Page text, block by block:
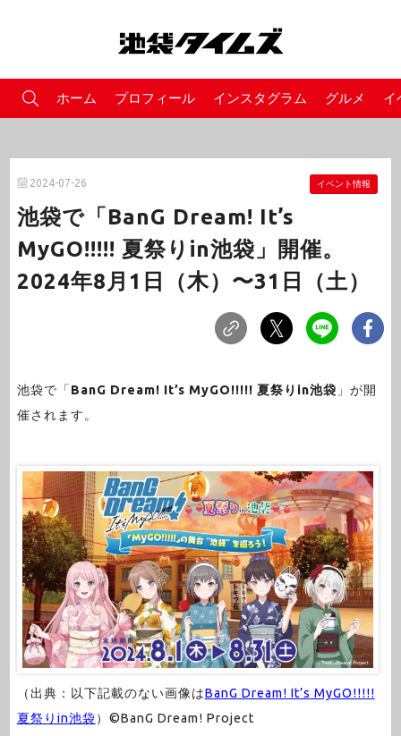
ホーム プロフィール インスタグラム グルメ イ
2024-07-26 イベント情報
池袋で「BanG Dream! It’s
MyGO!!!!! 夏祭りin池袋」開催。
2024年8月1日（木）〜31日（土）
池袋で「 BanG Dream! It’s MyGO!!!!! 夏祭りin池袋 」が開
催されます。
（出典：以下記載のない画像はBanG Dream! It’s MyGO!!!!!
夏祭りin池袋）©︎BanG Dream! Project